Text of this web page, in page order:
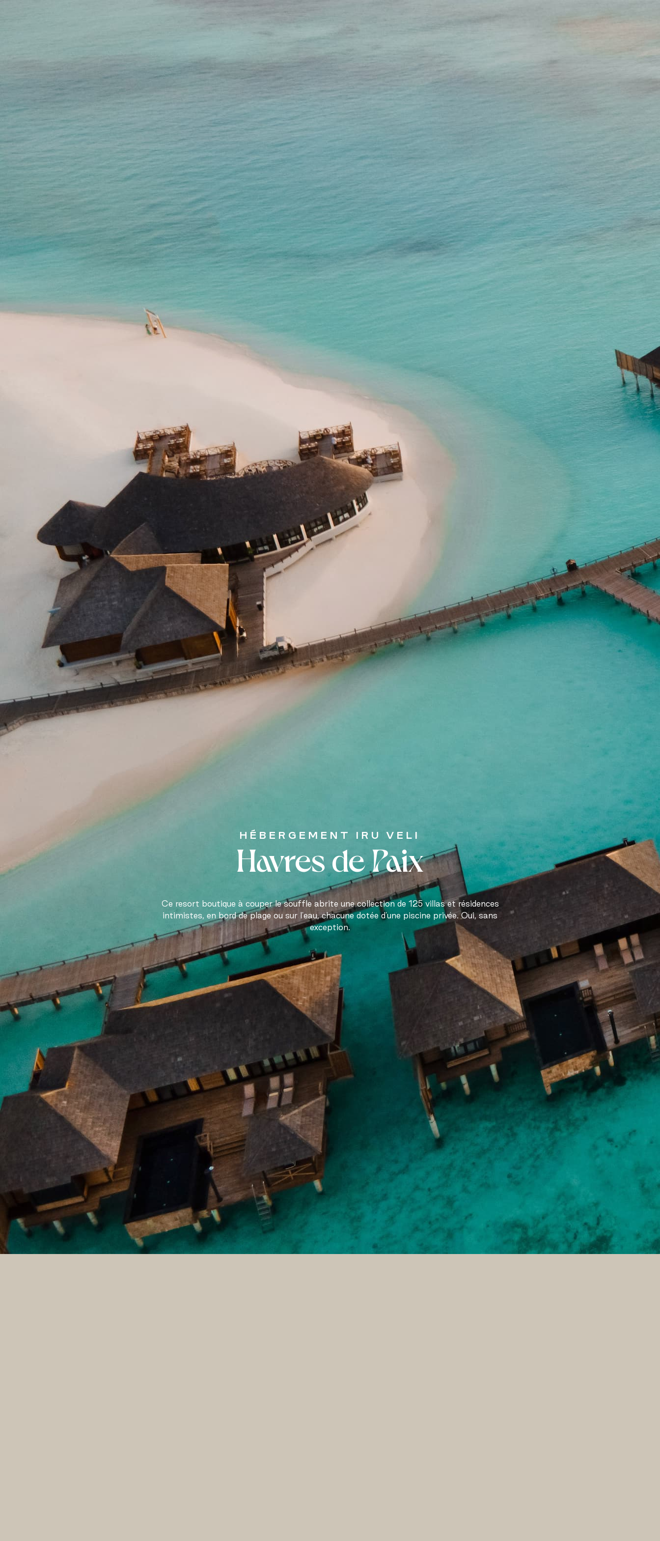
HÉBERGEMENT IRU VELI
Havres de Paix
Ce resort boutique à couper le souffle abrite une collection de 125 villas et résidences
intimistes, en bord de plage ou sur l'eau, chacune dotée d'une piscine privée. Oui, sans
exception.